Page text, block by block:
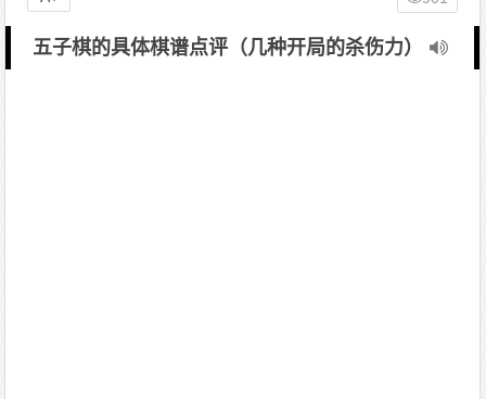
五子棋的具体棋谱点评（几种开局的杀伤力）